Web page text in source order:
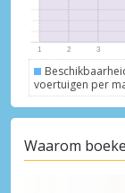
Krijg
voertuigen per
Waarom